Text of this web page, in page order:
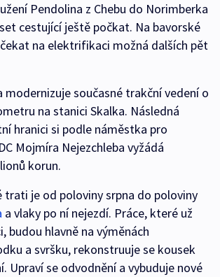
Pendolina z Chebu do Norimberka
cestující ještě počkat. Na bavorské
na elektrifikaci možná dalších pět
modernizuje současné trakční vedení o
na stanici Skalka. Následná
hranici si podle náměstka pro
Mojmíra Nejezchleba vyžádá
korun.
trati je od poloviny srpna do poloviny
a vlaky po ní nejezdí. Práce, které už
budou hlavně na výměnách
a svršku, rekonstruuje se kousek
Upraví se odvodnění a vybuduje nové